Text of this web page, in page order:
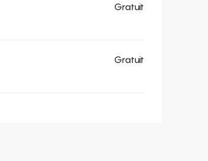
Gratuit
Gratuit